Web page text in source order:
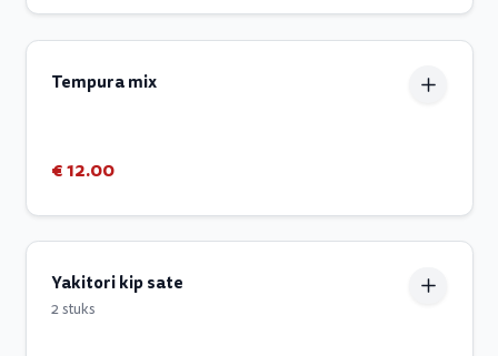
Tempura mix
€ 12.00
Yakitori kip sate
2 stuks